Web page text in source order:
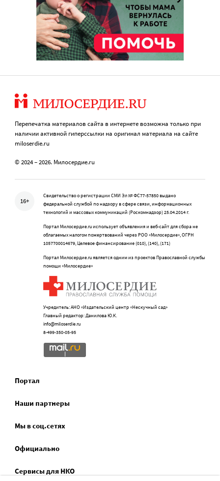
Перепечатка материалов сайта в интернете возможна только при
наличии активной гиперссылки на оригинал материала на сайте
miloserdie.ru
© 2024 – 2026. Милосердие.ru
16+
Свидетельство о регистрации СМИ Эл № ФС77-57850 выдано
федеральной службой по надзору в сфере связи, информационных
технологий и массовых коммуникаций (Роскомнадзор) 25.04.2014 г.
Портал Милосердие.ru использует объявления и веб-сайт для сбора не
облагаемых налогом пожертвований через РОО «Милосердие», ОГРН
1057700014679, Целевое финансирование (010), (140), (171)
Портал Милосердие.ru является одним из проектов Православной службы
помощи «Милосердие»
Учредитель: АНО «Издательский центр «Нескучный сад»
Главный редактор: Данилова Ю.К.
info@miloserdie.ru
8-499-350-05-95
Портал
Наши партнеры
Мы в соц.сетях
Официально
Сервисы для НКО